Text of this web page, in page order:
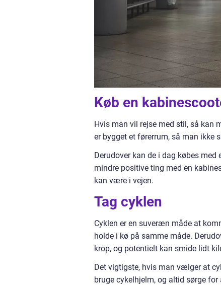
Køb en
Hvis man vil rejse med stil, så kan
er bygget et førerrum, så man ikke
Derudover kan de i dag købes
mindre positive ting med en
kan være i vejen.
Tag cyklen
Cyklen er en suveræn måde at
holde i kø på samme måde.
krop, og potentielt kan smide lidt
Det vigtigste, hvis man vælger at
bruge cykelhjelm, og altid sørge